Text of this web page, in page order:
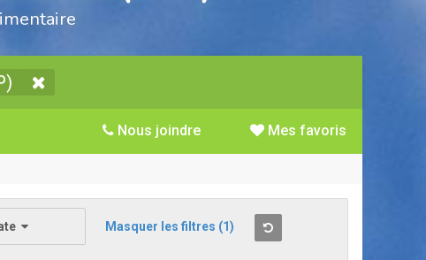
Mes favoris
Nous joindre
Masquer les filtres (1)